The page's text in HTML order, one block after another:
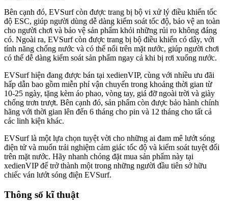
Bên cạnh đó, EVSurf còn được trang bị bộ vi xử lý điều khiển tốc
độ ESC, giúp người dùng dễ dàng kiểm soát tốc độ, bảo vệ an toàn
cho người chơi và bảo vệ sản phẩm khỏi những rủi ro không đáng
có. Ngoài ra, EVSurf còn được trang bị bộ điều khiển có dây, với
tính năng chống nước và có thể nổi trên mặt nước, giúp người chơi
có thể dễ dàng kiểm soát sản phẩm ngay cả khi bị rơi xuống nước.
EVSurf hiện đang được bán tại xedienVIP, cùng với nhiều ưu đãi
hấp dẫn bao gồm miễn phí vận chuyển trong khoảng thời gian từ
10-25 ngày, tặng kèm áo phao, vòng tay, giá đỡ ngoài trời và giày
chống trơn trượt. Bên cạnh đó, sản phẩm còn được bảo hành chính
hãng với thời gian lên đến 6 tháng cho pin và 12 tháng cho tất cả
các linh kiện khác.
EVSurf là một lựa chọn tuyệt vời cho những ai đam mê lướt sóng
điện tử và muốn trải nghiệm cảm giác tốc độ và kiểm soát tuyệt đối
trên mặt nước. Hãy nhanh chóng đặt mua sản phẩm này tại
xedienVIP để trở thành một trong những người đầu tiên sở hữu
chiếc ván lướt sóng điện EVSurf.
Thông số kĩ thuật